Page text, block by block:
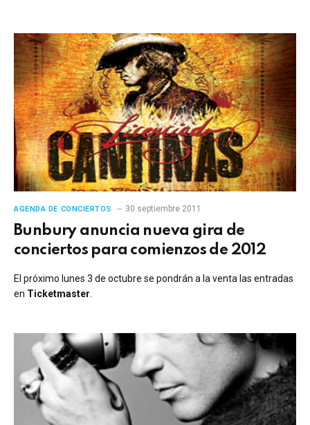
AGENDA DE CONCIERTOS 30 septiembre 2011
Bunbury anuncia nueva gira de
conciertos para comienzos de 2012
El próximo lunes 3 de octubre se pondrán a la venta las entradas
en Ticketmaster